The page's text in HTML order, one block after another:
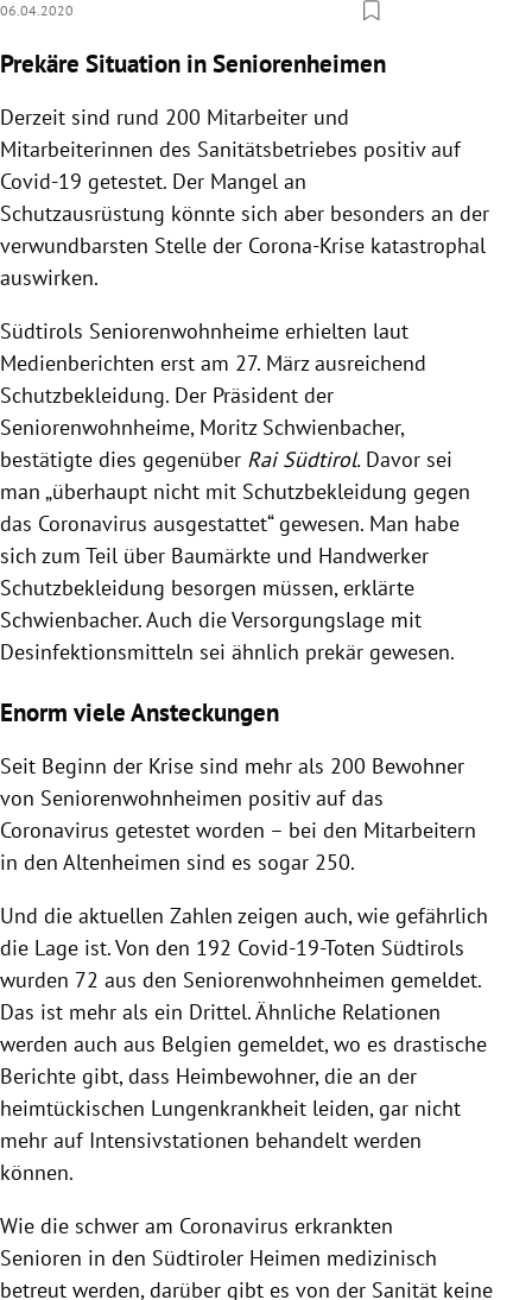
06.04.2020
Prekäre Situation in Seniorenheimen
Derzeit sind rund 200 Mitarbeiter und
Mitarbeiterinnen des Sanitätsbetriebes positiv auf
Covid-19 getestet. Der Mangel an
Schutzausrüstung könnte sich aber besonders an der
verwundbarsten Stelle der Corona-Krise katastrophal
auswirken.
Südtirols Seniorenwohnheime erhielten laut
Medienberichten erst am 27. März ausreichend
Schutzbekleidung. Der Präsident der
Seniorenwohnheime, Moritz Schwienbacher,
bestätigte dies gegenüber Rai Südtirol. Davor sei
man „überhaupt nicht mit Schutzbekleidung gegen
das Coronavirus ausgestattet“ gewesen. Man habe
sich zum Teil über Baumärkte und Handwerker
Schutzbekleidung besorgen müssen, erklärte
Schwienbacher. Auch die Versorgungslage mit
Desinfektionsmitteln sei ähnlich prekär gewesen.
Enorm viele Ansteckungen
Seit Beginn der Krise sind mehr als 200 Bewohner
von Seniorenwohnheimen positiv auf das
Coronavirus getestet worden – bei den Mitarbeitern
in den Altenheimen sind es sogar 250.
Und die aktuellen Zahlen zeigen auch, wie gefährlich
die Lage ist. Von den 192 Covid-19-Toten Südtirols
wurden 72 aus den Seniorenwohnheimen gemeldet.
Das ist mehr als ein Drittel. Ähnliche Relationen
werden auch aus Belgien gemeldet, wo es drastische
Berichte gibt, dass Heimbewohner, die an der
heimtückischen Lungenkrankheit leiden, gar nicht
mehr auf Intensivstationen behandelt werden
können.
Wie die schwer am Coronavirus erkrankten
Senioren in den Südtiroler Heimen medizinisch
betreut werden, darüber gibt es von der Sanität keine